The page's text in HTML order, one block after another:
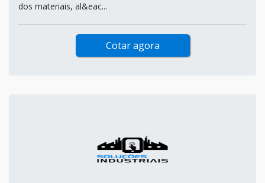
dos materiais, al&eac...
Cotar agora